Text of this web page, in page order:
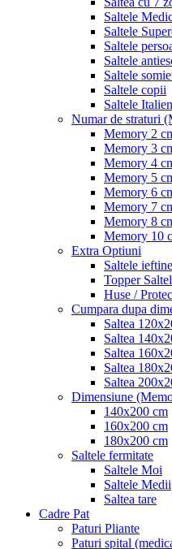
Saltele
Saltele
Saltele
Saltele
Saltele
Saltele copii
Saltele
Numar de straturi
Memory 2
Memory 3
Memory 4
Memory 5
Memory 6
Memory 7
Memory 8
Memory 10
Extra Optiuni
Saltele ieftine
Topper
Huse /
Cumpara dupa
Saltea
Saltea
Saltea
Saltea
Saltea
Dimensiune
140x200 cm
160x200 cm
180x200 cm
Saltele fermitate
Saltele Moi
Saltele Medii
Saltea tare
Cadre Pat
Paturi Pliante
Paturi spital